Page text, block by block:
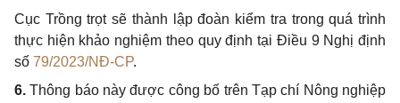
Cục Trồng trọt sẽ thành lập đoàn kiểm tra trong quá trình
thực hiện khảo nghiệm theo quy định tại Điều 9 Nghị định
số 79/2023/NĐ-CP.
6. Thông báo này được công bố trên Tạp chí Nông nghiệp